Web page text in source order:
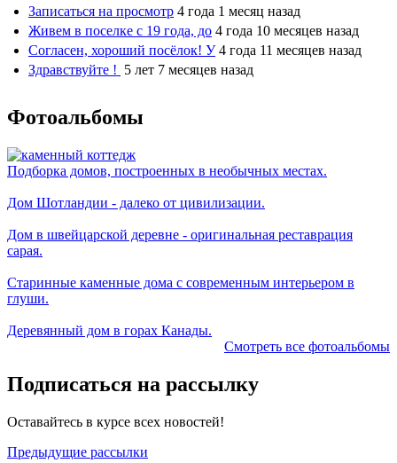
Записаться на просмотр 4 года 1 месяц назад
Живем в поселке с 19 года, до 4 года 10 месяцев назад
Согласен, хороший посёлок! У 4 года 11 месяцев назад
Здравствуйте ! 5 лет 7 месяцев назад
Фотоальбомы
Подборка домов, построенных в необычных местах.
Дом Шотландии - далеко от цивилизации.
Дом в швейцарской деревне - оригинальная реставрация
сарая.
Старинные каменные дома с современным интерьером в
глуши.
Деревянный дом в горах Канады.
Смотреть все фотоальбомы
Подписаться на рассылку
Оставайтесь в курсе всех новостей!
Предыдущие рассылки